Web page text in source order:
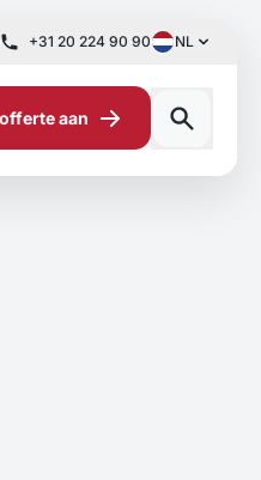
+31 20 224 90 90 NL
aan